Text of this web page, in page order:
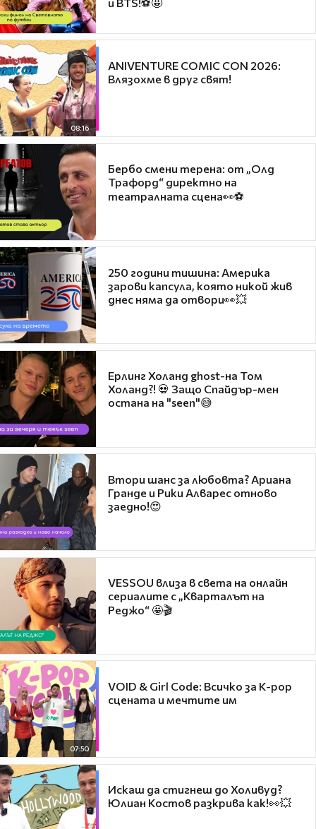
08:16
ANIVENTURE COMIC CON 2026:
Влязохме в друг свят!
Бербо смени терена: от „Олд
Трафорд“ директно на
театралната сцена👀⚽
250 години тишина: Америка
зарови капсула, която никой жив
днес няма да отвори👀💥
Ерлинг Холанд ghost-на Том
Холанд?! 💀 Защо Спайдър-мен
остана на "seen"😅
Втори шанс за любовта? Ариана
Гранде и Рики Алварес отново
заедно!😍
VESSOU влиза в света на онлайн
сериалите с „Кварталът на
Реджо“ 🤩🎬
07:50
VOID & Girl Code: Всичко за K-pop
сцената и мечтите им
Искаш да стигнеш до Холивуд?
Юлиан Костов разкрива как!👀💥